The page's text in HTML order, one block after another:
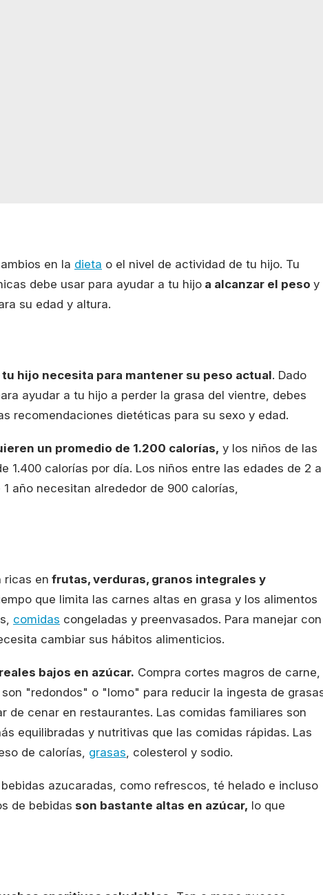
en la dieta o el nivel de actividad de tu hijo. Tu
debe usar para ayudar a tu hijo a alcanzar el peso y
su edad y altura.
hijo necesita para mantener su peso actual. Dado
ayudar a tu hijo a perder la grasa del vientre, debes
recomendaciones dietéticas para su sexo y edad.
un promedio de 1.200 calorías, y los niños de las
1.400 calorías por día. Los niños entre las edades de 2 a
año necesitan alrededor de 900 calorías,
ricas en frutas, verduras, granos integrales y
que limita las carnes altas en grasa y los alimentos
comidas congeladas y preenvasados. Para manejar con
cambiar sus hábitos alimenticios.
bajos en azúcar. Compra cortes magros de carne,
"redondos" o "lomo" para reducir la ingesta de
de cenar en restaurantes. Las comidas familiares son
equilibradas y nutritivas que las comidas rápidas. Las
de calorías, grasas, colesterol y sodio.
azucaradas, como refrescos, té helado e incluso
de bebidas son bastante altas en azúcar, lo que